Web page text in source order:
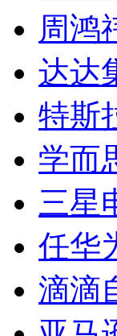
周鸿
达达
特斯
学而
三星
任华
滴滴